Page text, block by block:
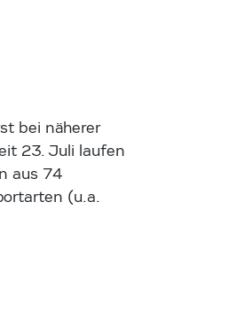
bei näherer
23. Juli laufen
aus 74
(u.a.